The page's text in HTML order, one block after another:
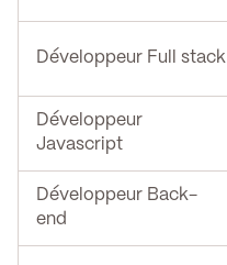
Développeur Full stack
Développeur
Javascript
Développeur Back-
end